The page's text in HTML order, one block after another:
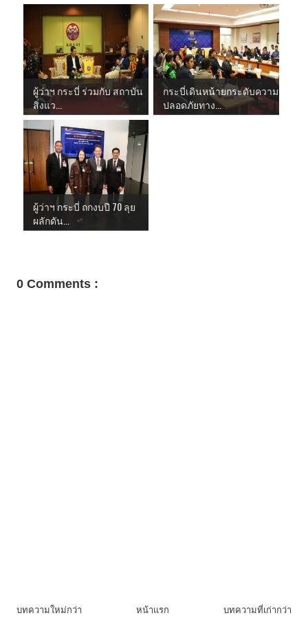
ผู้ว่าฯ กระบี่ ร่วมกับ สถาบัน
สิ่งแว...
กระบี่เดินหน้ายกระดับความ
ปลอดภัยทาง...
ผู้ว่าฯ กระบี่ ถกงบปี 70 ลุย
ผลักดัน...
0 Comments :
บทความใหม่กว่า บทความที่เก่ากว่า
หน้าแรก